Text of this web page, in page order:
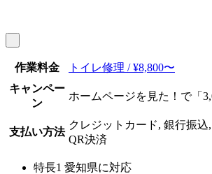
作業料金
トイレ修理 / ¥8,800〜
キャンペー
ン
ホームページを見た！で「
支払い方法
クレジットカード, 銀行振込
QR決済
特長1 愛知県に対応